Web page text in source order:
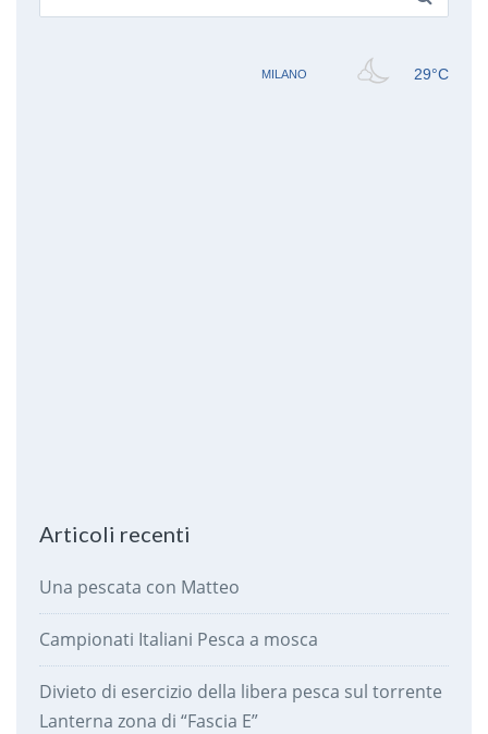
for:
Articoli recenti
Una pescata con Matteo
Campionati Italiani Pesca a mosca
Divieto di esercizio della libera pesca sul torrente
Lanterna zona di “Fascia E”